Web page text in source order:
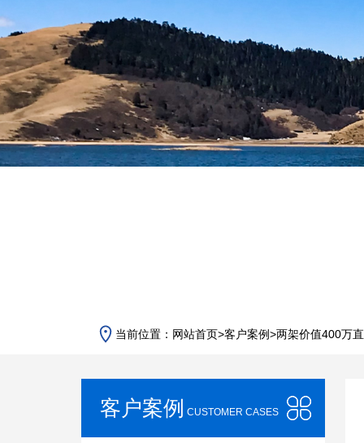
当前位置： 网站首页>客户案例>两架价值400万
客户案例 CUSTOMER CASES